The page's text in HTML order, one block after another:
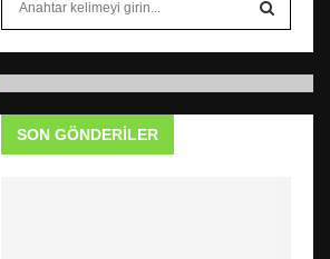
c
h
o
S
E
SON GÖNDERILER